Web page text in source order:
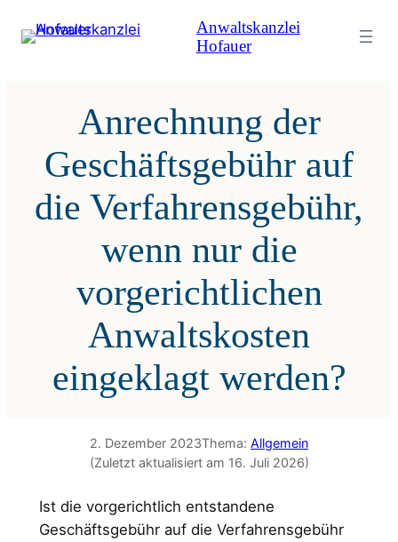
Inhalt
Anwaltskanzlei
Hofauer
Anrechnung der
Geschäftsgebühr auf
die Verfahrensgebühr,
wenn nur die
vorgerichtlichen
Anwaltskosten
eingeklagt werden?
2. Dezember 2023Thema: Allgemein
(Zuletzt aktualisiert am 16. Juli 2026)
Ist die vorgerichtlich entstandene
Geschäftsgebühr auf die Verfahrensgebühr